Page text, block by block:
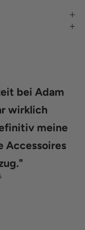
bei Adam
wirklich
meine
Accessoires
"
1234
Element 5